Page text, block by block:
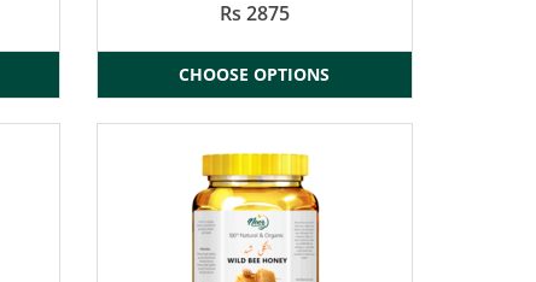
Rs 2875
CHOOSE OPTIONS